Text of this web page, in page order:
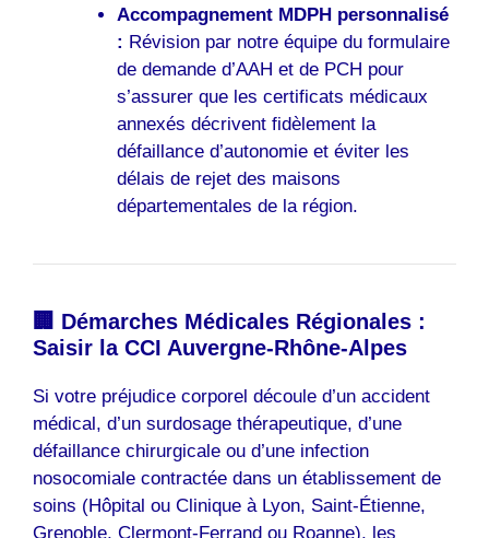
Accompagnement MDPH personnalisé
: Révision par notre équipe du formulaire
de demande d’AAH et de PCH pour
s’assurer que les certificats médicaux
annexés décrivent fidèlement la
défaillance d’autonomie et éviter les
délais de rejet des maisons
départementales de la région.
🏢 Démarches Médicales Régionales :
Saisir la CCI Auvergne-Rhône-Alpes
Si votre préjudice corporel découle d’un accident
médical, d’un surdosage thérapeutique, d’une
défaillance chirurgicale ou d’une infection
nosocomiale contractée dans un établissement de
soins (Hôpital ou Clinique à Lyon, Saint-Étienne,
Grenoble, Clermont-Ferrand ou Roanne), les